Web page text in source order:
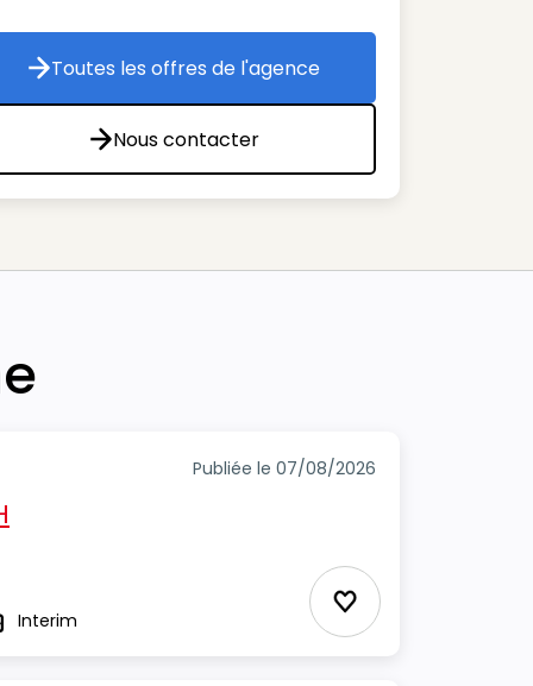
Toutes les offres de l'agence
Toutes les offres de l'agence
Nous contacter
Nous contacter
Publiée le 07/08/2026
Interim Ajouter aux